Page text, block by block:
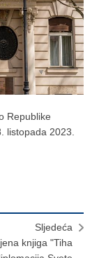
Republike
listopada 2023.
Sljedeća
knjiga "Tiha